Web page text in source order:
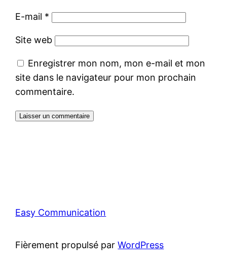
E-mail *
Site web
Enregistrer mon nom, mon e-mail et mon
site dans le navigateur pour mon prochain
commentaire.
Easy Communication
Fièrement propulsé parWordPress